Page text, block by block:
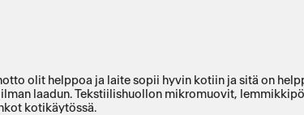
helppoa ja laite sopii hyvin kotiin ja sitä on helppo
laadun. Tekstiilishuollon mikromuovit,
kotikäytössä.